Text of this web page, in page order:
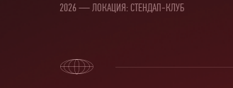
2026 — ЛОКАЦИЯ: СТЕНДАП-КЛУБ